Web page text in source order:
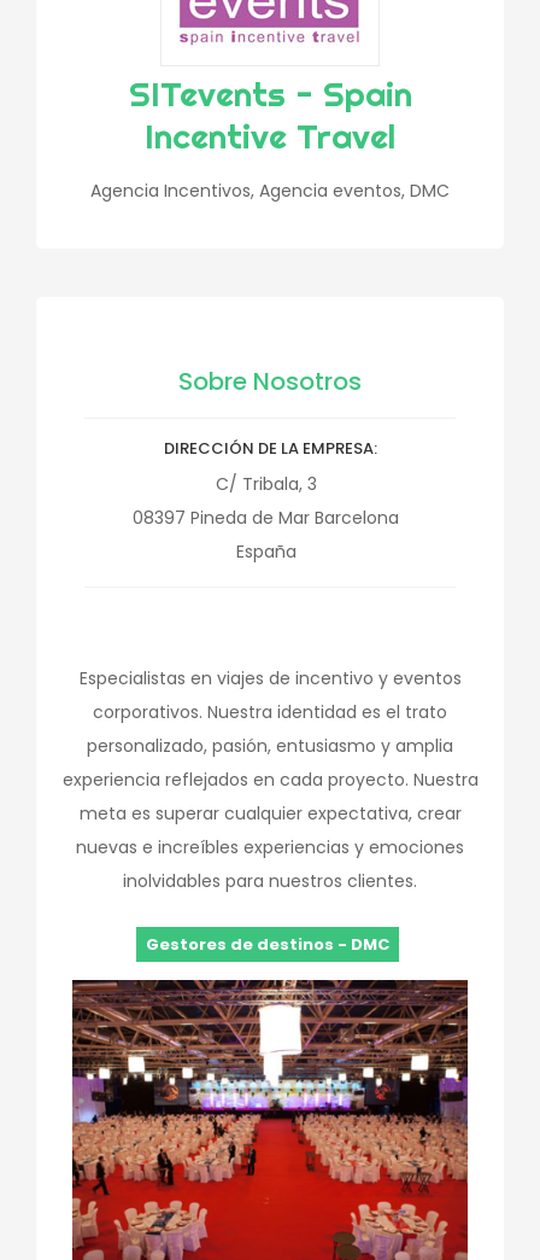
SITevents - Spain
Incentive Travel
Agencia Incentivos, Agencia eventos, DMC
Sobre Nosotros
DIRECCIÓN DE LA EMPRESA
C/ Tribala, 3
08397 Pineda de Mar Barcelona
España
Especialistas en viajes de incentivo y eventos
corporativos. Nuestra identidad es el trato
personalizado, pasión, entusiasmo y amplia
experiencia reflejados en cada proyecto. Nuestra
meta es superar cualquier expectativa, crear
nuevas e increíbles experiencias y emociones
inolvidables para nuestros clientes.
Gestores de destinos - DMC